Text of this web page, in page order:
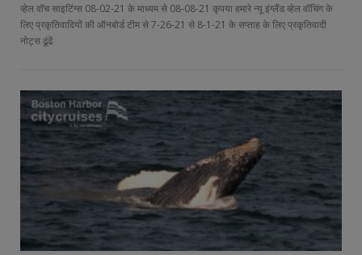
व्हेल वॉच साइटिंग्स 08-02-21 के माध्यम से 08-08-21 कृपया हमारे न्यू इंग्लैंड व्हेल वॉचिंग के
लिए प्रकृतिवादियों की ऑनबोर्ड टीम से 7-26-21 से 8-1-21 के सप्ताह के लिए प्रकृतिवादी
नोट्स ढूंढें